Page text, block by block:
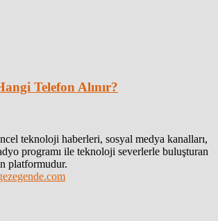
Telefon Alınır?
teknoloji haberleri, sosyal medya kanalları,
programı ile teknoloji severlerle buluşturan
platformudur.